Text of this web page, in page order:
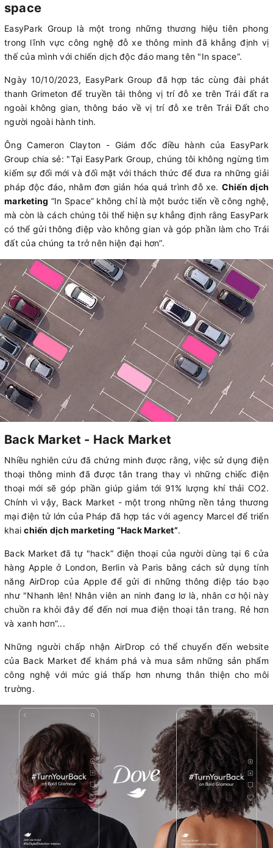
space
EasyPark Group là một trong những thương hiệu tiên phong
trong lĩnh vực công nghệ đỗ xe thông minh đã khẳng định vị
thế của mình với chiến dịch độc đáo mang tên "In space”.
Ngày 10/10/2023, EasyPark Group đã hợp tác cùng đài phát
thanh Grimeton để truyền tải thông vị trí đỗ xe trên Trái đất ra
ngoài không gian, thông báo về vị trí đỗ xe trên Trái Đất cho
người ngoài hành tinh.
Ông Cameron Clayton - Giám đốc điều hành của EasyPark
Group chia sẻ: "Tại EasyPark Group, chúng tôi không ngừng tìm
kiếm sự đổi mới và đối mặt với thách thức để đưa ra những giải
pháp độc đáo, nhằm đơn giản hóa quá trình đỗ xe. Chiến dịch
marketing “In Space” không chỉ là một bước tiến về công nghệ,
mà còn là cách chúng tôi thể hiện sự khẳng định rằng EasyPark
có thể gửi thông điệp vào không gian và góp phần làm cho Trái
đất của chúng ta trở nên hiện đại hơn”.
Back Market - Hack Market
Nhiều nghiên cứu đã chứng minh được rằng, việc sử dụng điện
thoại thông minh đã được tân trang thay vì những chiếc điện
thoại mới sẽ góp phần giúp giảm tới 91% lượng khí thải CO2.
Chính vì vậy, Back Market - một trong những nền tảng thương
mại điện tử lớn của Pháp đã hợp tác với agency Marcel để triển
khaichiến dịch marketing “Hack Market”.
Back Market đã tự "hack” điện thoại của người dùng tại 6 cửa
hàng Apple ở London, Berlin và Paris bằng cách sử dụng tính
năng AirDrop của Apple để gửi đi những thông điệp táo bạo
như "Nhanh lên! Nhân viên an ninh đang lơ là, nhân cơ hội này
chuồn ra khỏi đây để đến nơi mua điện thoại tân trang. Rẻ hơn
và xanh hơn”...
Những người chấp nhận AirDrop có thể chuyển đến website
của Back Market để khám phá và mua sắm những sản phẩm
công nghệ với mức giá thấp hơn nhưng thân thiện cho môi
trường.